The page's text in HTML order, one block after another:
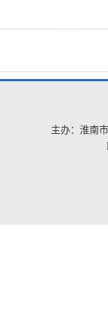
主办：淮南